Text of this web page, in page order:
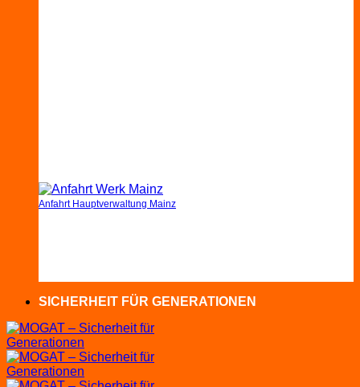
Anfahrt Hauptverwaltung Mainz
SICHERHEIT FÜR GENERATIONEN